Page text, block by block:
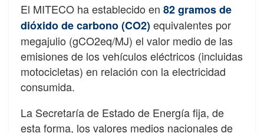
El MITECO ha establecido en 82 gramos de
dióxido de carbono (CO2)equivalentes por
megajulio (gCO2eq/MJ) el valor medio de las
emisiones de los vehículos eléctricos (incluidas
motocicletas) en relación con la electricidad
consumida.
La Secretaría de Estado de Energía fija, de
esta forma, los valores medios nacionales de